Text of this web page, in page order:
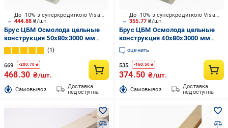
444.88₴/шт.
До -10% з суперкредиткою Visa Вигода
Брус ЦБМ Осмолода цельные
конструкция 50х80х3000 мм
карпатская ель
1
669 -200.70 ₴
468.30 ₴/шт.
Cамовывоз
Доставка
недоступна
355.77₴/шт.
До -10% з суперкредиткою Visa Вигода
Брус ЦБМ Осмолода цельные
конструкция 40х80х3000 мм
карпатская ель
оценить
535 -160.50₴
374.50 ₴/шт.
Cамовывоз
Доставка
недоступна